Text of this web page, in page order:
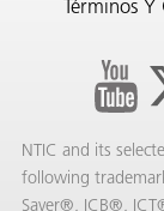
Términos
NTIC and its
following
Saver®, ICB®,